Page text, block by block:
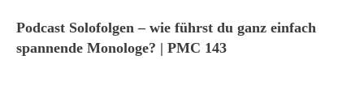
Podcast Solofolgen – wie führst du ganz einfach
spannende Monologe? | PMC 143